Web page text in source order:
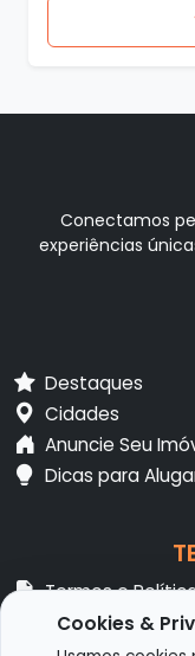
Cookies &
Conectamos
experiências
Destaques
Cidades
Anuncie Seu
Dicas para
Termos e
FAQ